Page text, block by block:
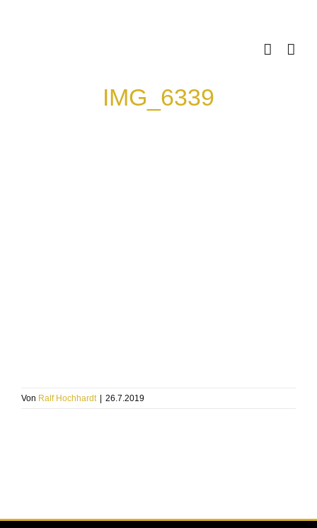
IMG_6339
Von Ralf Hochhardt 26.7.2019